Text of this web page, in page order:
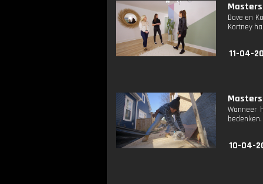
Dave en
Kortney
11-04-
Wanneer
10-04-